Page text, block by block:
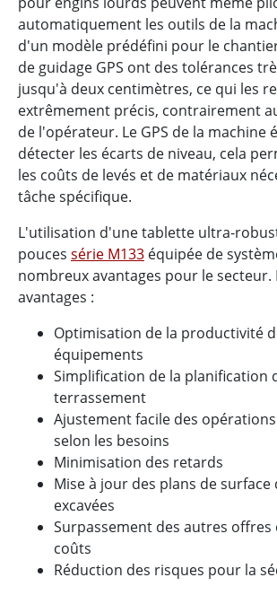
automatiquement les outils de la
d'un modèle prédéfini pour le
de guidage GPS ont des tolérances
jusqu'à deux centimètres, ce qui les
extrêmement précis, contrairement
de l'opérateur. Le GPS de la machine
détecter les écarts de niveau, cela
les coûts de levés et de matériaux
tâche spécifique.
L'utilisation d'une tablette ultra-
pouces série M133 équipée de
nombreux avantages pour le secteur.
avantages :
Optimisation de la productivité
équipements
Simplification de la planification
terrassement
Ajustement facile des
selon les besoins
Minimisation des retards
Mise à jour des plans de surface
excavées
Surpassement des autres offres
coûts
Réduction des risques pour la